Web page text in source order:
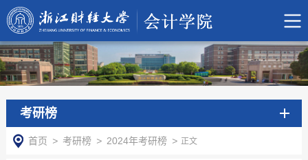
考研榜
首页 > 考研榜 > 2024年考研榜 > 正文